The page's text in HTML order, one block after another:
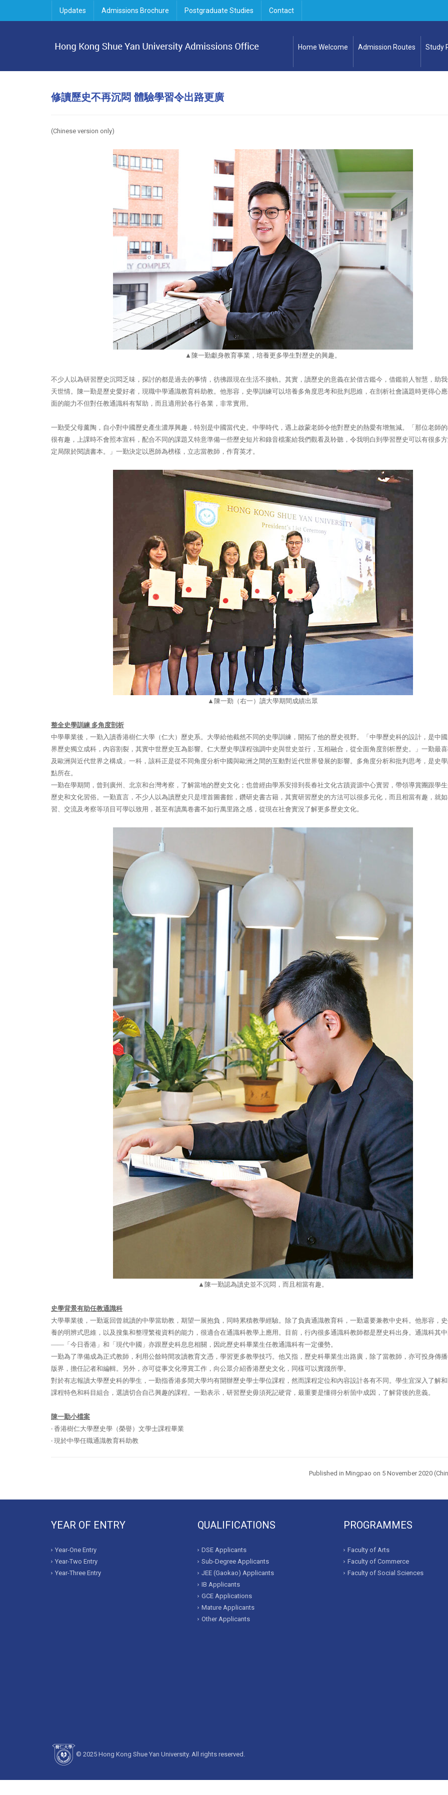
Updates Admissions Brochure Postgraduate Studies Contact
Home Welcome Admission Routes Study
修讀歷史不再沉悶 體驗學習令出路更廣
(Chinese version only)
▲ 陳一勤獻身教育事業，培養更多學生對歷史的興趣。
不少人以為研習歷史沉悶乏味，探討的都是過去的事情，彷彿跟現在生活不接軌。其實，讀歷史的意義在於借古鑑今，借鑑前人智慧，助
天世情。陳一勤是歷史愛好者，現職中學通識教育科助教。他形容，史學訓練可以培養多角度思考和批判思維，在剖析社會議題時更得心
面的能力不但對任教通識科有幫助，而且適用於各行各業，非常實用。
一勤受父母薰陶，自小對中國歷史產生濃厚興趣，特別是中國當代史。中學時代，遇上啟蒙老師令他對歷史的熱愛有增無減。「那位老師
很有趣，上課時不會照本宣科，配合不同的課題又特意準備一些歷史短片和錄音檔案給我們觀看及聆聽，令我明白到學習歷史可以有很多
定局限於閱讀書本。」一勤決定以恩師為榜樣，立志當教師，作育英才。
▲ 陳一勤（右一）讀大學期間成績出眾
整全史學訓練 多角度剖析
中學畢業後，一勤入讀香港樹仁大學（仁大）歷史系。大學給他截然不同的史學訓練，開拓了他的歷史視野。「中學歷史科的設計，是中
界歷史獨立成科，內容割裂，其實中世歷史互為影響。仁大歷史學課程強調中史與世史並行，互相融合，從全面角度剖析歷史。」一勤最
及歐洲與近代世界之構成」一科，該科正是從不同角度分析中國與歐洲之間的互動對近代世界發展的影響。多角度分析和批判思考，是史
點所在。
一勤在學期間，曾到廣州、北京和台灣考察，了解當地的歷史文化；也曾經由學系安排到長春社文化古蹟資源中心實習，帶領導賞團跟學
歷史和文化習俗。一勤直言，不少人以為讀歷史只是埋首圖書館，鑽研史書古籍，其實研習歷史的方法可以很多元化，而且相當有趣，就
習、交流及考察等項目可學以致用，甚至有讀萬卷書不如行萬里路之感，從現在社會實況了解更多歷史文化。
▲ 陳一勤認為讀史並不沉悶，而且相當有趣。
史學背景有助任教通識科
大學畢業後，一勤返回曾就讀的中學當助教，期望一展抱負，同時累積教學經驗。除了負責通識教育科，一勤還要兼教中史科。他形容，
養的明辨式思維，以及搜集和整理繁複資料的能力，很適合在通識科教學上應用。目前，行內很多通識科教師都是歷史科出身。通識科其
——「今日香港」和「現代中國」亦跟歷史科息息相關，因此歷史科畢業生任教通識科有一定優勢。
一勤為了準備成為正式教師，利用公餘時間攻讀教育文憑，學習更多教學技巧。他又指，歷史科畢業生出路廣，除了當教師，亦可投身傳
版界，擔任記者和編輯。另外，亦可從事文化導賞工作，向公眾介紹香港歷史文化，同樣可以實踐所學。
對於有志報讀大學歷史科的學生，一勤指香港多間大學均有開辦歷史學士學位課程，然而課程定位和內容設計各有不同。學生宜深入了解
課程特色和科目組合，選讀切合自己興趣的課程。一勤表示，研習歷史毋須死記硬背，最重要是懂得分析箇中成因，了解背後的意義。
陳一勤小檔案
‧ 香港樹仁大學歷史學（榮譽）文學士課程畢業
‧ 現於中學任職通識教育科助教
Published in Mingpao on 5 November2020
YEAR OF ENTRY
Year-One Entry
Year-Two Entry
Year-Three Entry
QUALIFICATIONS
DSE Applicants
Sub-Degree Applicants
JEE (Gaokao) Applicants
IB Applicants
GCE Applications
Mature Applicants
Other Applicants
PROGRAMMES
Faculty of Arts
Faculty of Commerce
Faculty of Social Sciences
© 2025 Hong Kong Shue Yan University. All rights reserved.